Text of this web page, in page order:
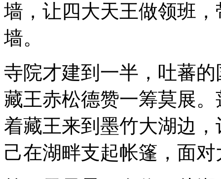
墙，让四大天王做领班
墙。
寺院才建到一半，吐蕃
藏王赤松德赞一筹莫展
着藏王来到墨竹大湖边
己在湖畔支起帐篷，面